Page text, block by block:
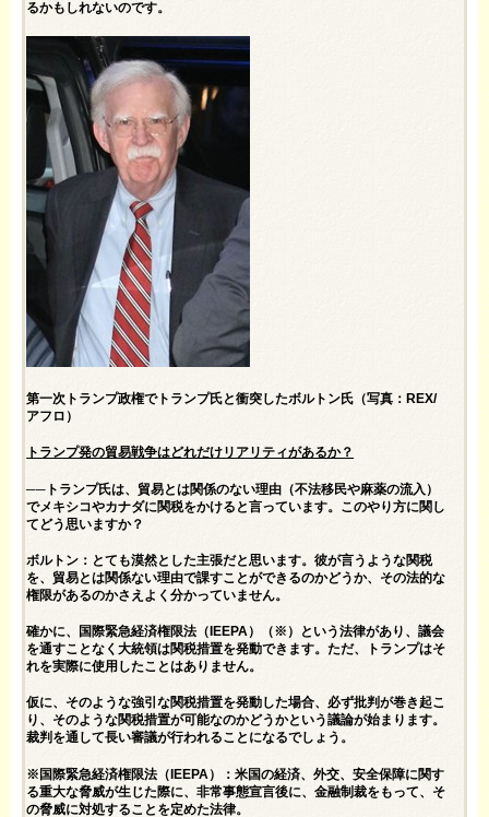
るかもしれないのです。
第一次トランプ政権でトランプ氏と衝突したボルトン氏（写真：REX/
アフロ）
トランプ発の貿易戦争はどれだけリアリティがあるか？
──トランプ氏は、貿易とは関係のない理由（不法移民や麻薬の流入）
でメキシコやカナダに関税をかけると言っています。このやり方に関し
てどう思いますか？
ボルトン：とても漠然とした主張だと思います。彼が言うような関税
を、貿易とは関係ない理由で課すことができるのかどうか、その法的な
権限があるのかさえよく分かっていません。
確かに、国際緊急経済権限法（IEEPA）（※）という法律があり、議会
を通すことなく大統領は関税措置を発動できます。ただ、トランプはそ
れを実際に使用したことはありません。
仮に、そのような強引な関税措置を発動した場合、必ず批判が巻き起こ
り、そのような関税措置が可能なのかどうかという議論が始まります。
裁判を通して長い審議が行われることになるでしょう。
※国際緊急経済権限法（IEEPA）：米国の経済、外交、安全保障に関す
る重大な脅威が生じた際に、非常事態宣言後に、金融制裁をもって、そ
の脅威に対処することを定めた法律。